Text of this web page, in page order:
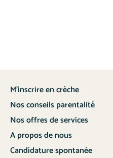
M’inscrire en crèche
Nos conseils parentalité
Nos offres de services
A propos de nous
Candidature spontanée